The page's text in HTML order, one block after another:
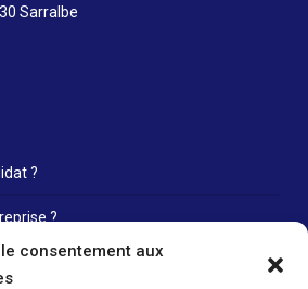
consentement aux
Sarralbe
?
?